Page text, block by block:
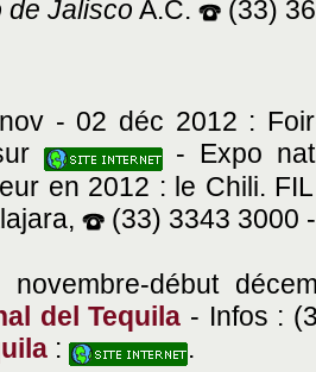
de Jalisco A.C. (33)
- 02 déc 2012 :
- Expo
en 2012 : le Chili.
(33) 3343 3000
novembre-début
del Tequila - Infos :
: .